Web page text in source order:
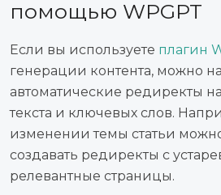
помощью WPGPT
Если вы используете плагин
генерации контента, можно
автоматические редиректы
текста и ключевых слов.
изменении темы статьи
создавать редиректы с
релевантные страницы.